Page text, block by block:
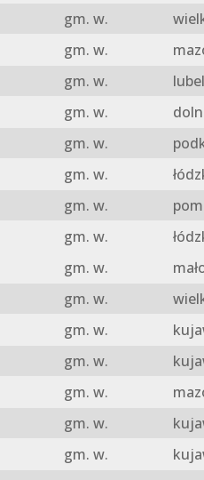
gm. w.
gm. w.
gm. w.
gm. w.
gm. w.
gm. w.
gm. w.
gm. w.
gm. w.
gm. w.
gm. w.
gm. w.
gm. w.
gm. w.
gm. w.